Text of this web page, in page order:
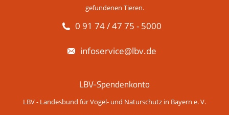
gefundenen Tieren.
0 91 74 / 47 75 - 5000
infoservice@lbv.de
LBV-Spendenkonto
LBV - Landesbund für Vogel- und Naturschutz in Bayern e. V.